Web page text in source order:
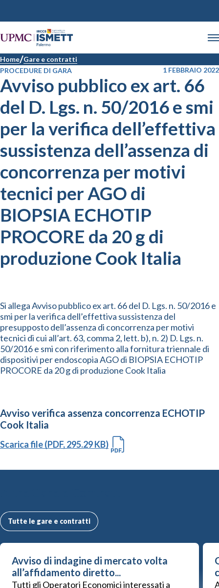
Home Gare e contratti
PROCEDURE DI GARA
1 FEBBRAIO 2022
Avviso pubblico ex art. 66
del D. Lgs. n. 50/2016 e smi
per la verifica dell’effettiva
sussistenza dell’assenza di
concorrenza per motivi
tecnici per AGO di
BIOPSIA ECHOTIP
PROCORE da 20 g di
produzione Cook Italia
Si allega Avviso pubblico ex art. 66 del D. Lgs. n. 50/2016 e
smi per la verifica dell’effettiva sussistenza del
presupposto dell’assenza di concorrenza per motivi
tecnici di cui all’art. 63, comma 2, lett. b), n. 2) D. Lgs. n.
50/2016 e smi con riferimento alla fornitura triennale di
dispositivi per endoscopia AGO di BIOPSIA ECHOTIP
PROCORE da 20 g di produzione Cook Italia
Avviso verifica assenza concorrenza ECHOTIP
Cook Italia
Scarica file (PDF, 295.29 KB)
Tutte le gare e contratti
Avviso di indagine di mercato volta
all’affidamento diretto...
Tutti gli Operatori Economici interessati a